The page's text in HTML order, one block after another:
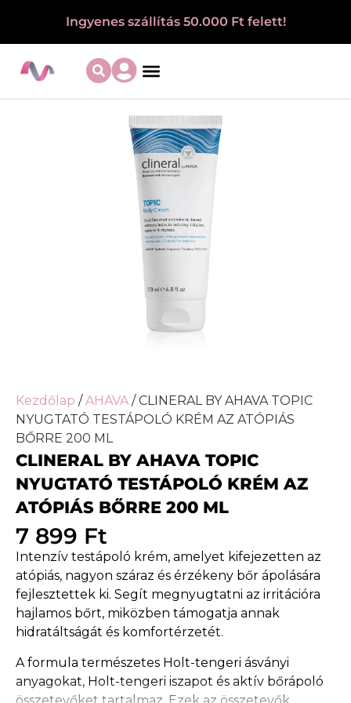
Ingyenes szállítás 50.000 Ft felett!
Kezdőlap /AHAVA / CLINERAL BY AHAVA TOPIC
NYUGTATÓ TESTÁPOLÓ KRÉM AZ ATÓPIÁS
BŐRRE 200 ML
CLINERAL BY AHAVA TOPIC
NYUGTATÓ TESTÁPOLÓ KRÉM AZ
ATÓPIÁS BŐRRE 200 ML
7 899 Ft
Intenzív testápoló krém, amelyet kifejezetten az
atópiás, nagyon száraz és érzékeny bőr ápolására
fejlesztettek ki. Segít megnyugtatni az irritációra
hajlamos bőrt, miközben támogatja annak
hidratáltságát és komfortérzetét.
A formula természetes Holt-tengeri ásványi
anyagokat, Holt-tengeri iszapot és aktív bőrápoló